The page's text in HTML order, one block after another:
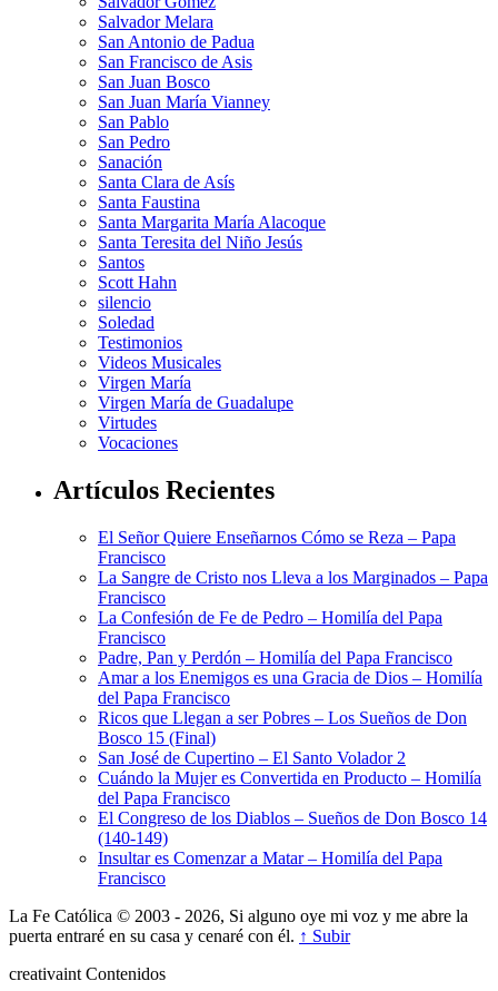
Salvador Melara
San Antonio de Padua
San Francisco de Asis
San Juan Bosco
San Juan María Vianney
San Pablo
San Pedro
Sanación
Santa Clara de Asís
Santa Faustina
Santa Margarita María Alacoque
Santa Teresita del Niño Jesús
Santos
Scott Hahn
silencio
Soledad
Testimonios
Videos Musicales
Virgen María
Virgen María de Guadalupe
Virtudes
Vocaciones
Artículos Recientes
El Señor Quiere Enseñarnos Cómo se Reza – Papa
Francisco
La Sangre de Cristo nos Lleva a los Marginados – Papa
Francisco
La Confesión de Fe de Pedro – Homilía del Papa
Francisco
Padre, Pan y Perdón – Homilía del Papa Francisco
Amar a los Enemigos es una Gracia de Dios – Homilía
del Papa Francisco
Ricos que Llegan a ser Pobres – Los Sueños de Don
Bosco 15 (Final)
San José de Cupertino – El Santo Volador 2
Cuándo la Mujer es Convertida en Producto – Homilía
del Papa Francisco
El Congreso de los Diablos – Sueños de Don Bosco 14
(140-149)
Insultar es Comenzar a Matar – Homilía del Papa
Francisco
La Fe Católica © 2003 - 2026, Si alguno oye mi voz y me abre la
puerta entraré en su casa y cenaré con él. ↑ Subir
creativaint Contenidos